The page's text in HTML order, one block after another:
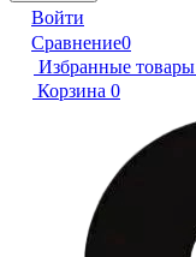
Войти
Сравнение0
Избранные товары
Корзина 0